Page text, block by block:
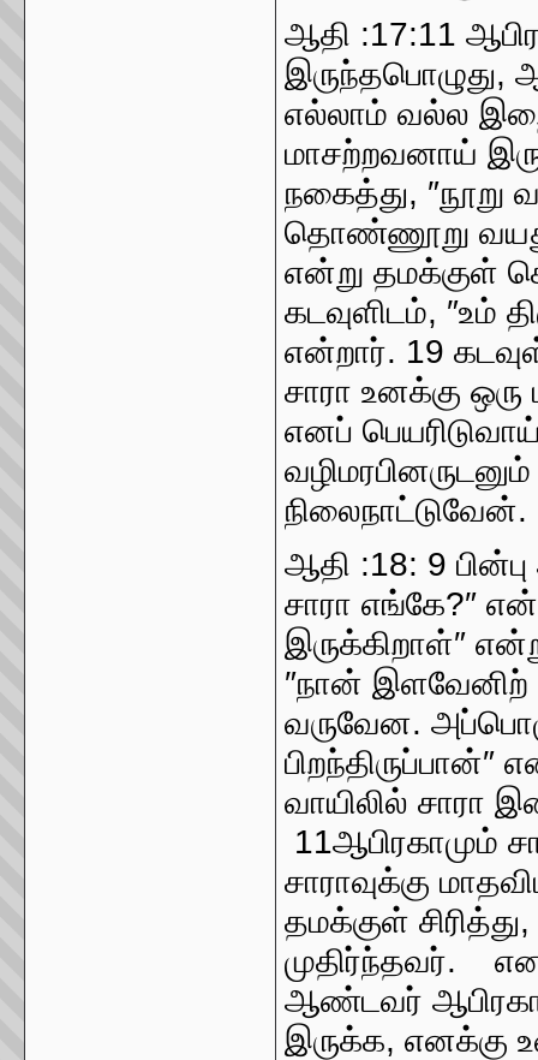
ஆதி :17:11
எல்லாம் வல்ல
மாசற்றவனாய்
நகைத்து, ″நூறு
தொண்ணூறு வயது
என்று தமக்குள்
கடவுளிடம், ″உம்
என்றார். 19
சாரா உனக்கு
எனப்
நிலைநாட்டுவேன்.
ஆதி :18: 9
சாரா எங்கே?″
இருக்கிறாள்″
″நான் இளவேனிற்
வருவேன.
பிறந்திருப்பான்″
வாயிலில் சாரா
11ஆபிரகாமும்
சாராவுக்கு
தமக்குள்
முதிர்ந்தவர்.
ஆண்டவர்
இருக்க, எனக்கு